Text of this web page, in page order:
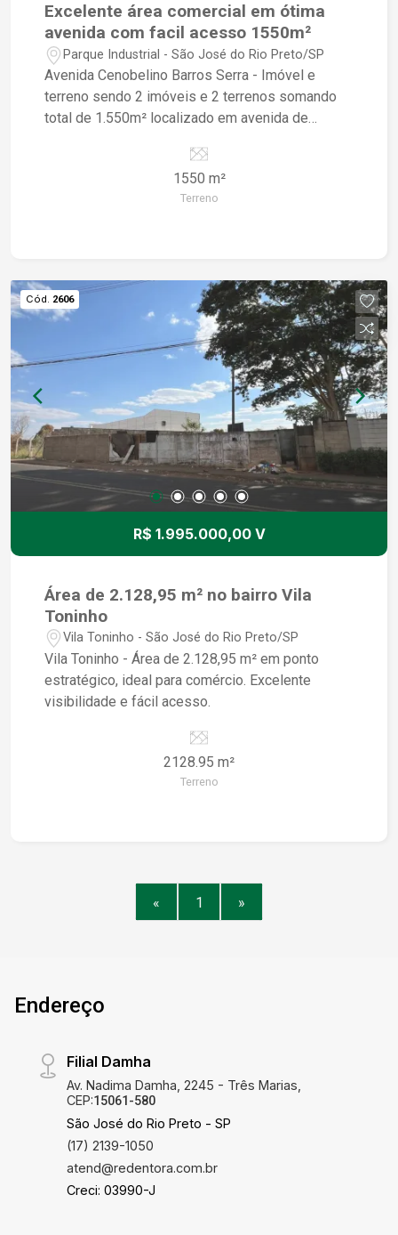
Excelente área comercial em ótima
avenida com facil acesso 1550m²
Parque Industrial - São José do Rio Preto/SP
Avenida Cenobelino Barros Serra - Imóvel e
terreno sendo 2 imóveis e 2 terrenos somando
total de 1.550m² localizado em avenida de
1550 m²
Terreno
Cód. 2606
R$ 1.995.000,00 V
Área de 2.128,95 m² no bairro Vila
Toninho
Vila Toninho - São José do Rio Preto/SP
Vila Toninho - Área de 2.128,95 m² em ponto
estratégico, ideal para comércio. Excelente
visibilidade e fácil acesso.
2128.95 m²
Terreno
« 1 »
Endereço
Filial Damha
Av. Nadima Damha, 2245 - Três Marias,
CEP:15061-580
São José do Rio Preto - SP
(17) 2139-1050
atend@redentora.com.br
Creci: 03990-J